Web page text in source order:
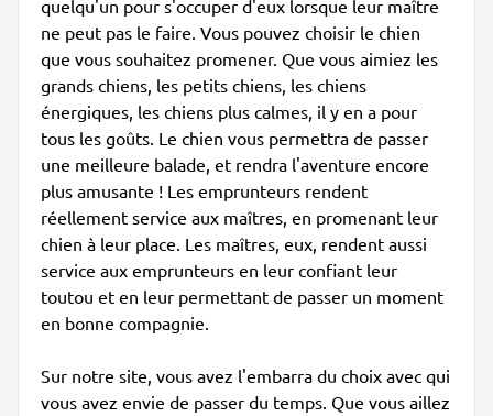
quelqu'un pour s'occuper d'eux lorsque leur maître
ne peut pas le faire. Vous pouvez choisir le chien
que vous souhaitez promener. Que vous aimiez les
grands chiens, les petits chiens, les chiens
énergiques, les chiens plus calmes, il y en a pour
tous les goûts. Le chien vous permettra de passer
une meilleure balade, et rendra l'aventure encore
plus amusante ! Les emprunteurs rendent
réellement service aux maîtres, en promenant leur
chien à leur place. Les maîtres, eux, rendent aussi
service aux emprunteurs en leur confiant leur
toutou et en leur permettant de passer un moment
en bonne compagnie.
Sur notre site, vous avez l'embarra du choix avec qui
vous avez envie de passer du temps. Que vous aillez